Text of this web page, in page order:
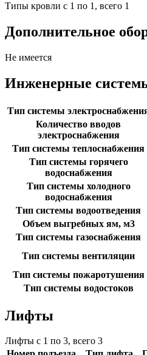
Типы кровли с 1 по 1, всего 1
Дополнительное
Не имеется
Инженерные
Тип системы
Количество вводов
электроснабжения
Тип системы теплоснабжения
Тип системы горячего
водоснабжения
Тип системы холодного
водоснабжения
Тип системы водоотведения
Объем выгребных ям, м3
Тип системы газоснабжения
Тип системы вентиляции
Тип системы пожаротушения
Тип системы водостоков
Лифты
Лифты с 1 по 3, всего 3